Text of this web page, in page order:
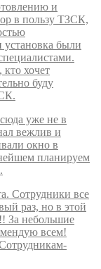
и
в пользу ТЗСК,
установка были
хочет
буду
уже не в
вежлив и
окно в
планируем
Сотрудники все
раз, но в этой
За небольшие
всем!